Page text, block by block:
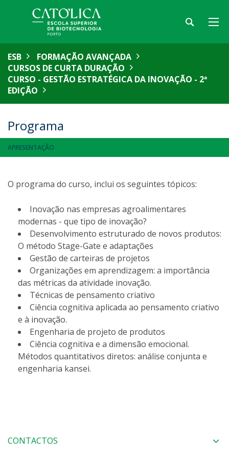
ESB
FORMAÇÃO AVANÇADA
CURSOS DE CURTA DURAÇÃO
CURSO - GESTÃO ESTRATÉGICA DA INOVAÇÃO - 2ª
EDIÇÃO
Programa
APRESENTAÇÃO
O programa do curso, inclui os seguintes tópicos:
Inovação nas empresas agroalimentares
modernas - que tipo de inovação?
Desenvolvimento estruturado de novos produtos:
O método Stage-Gate e adaptações
Gestão de carteiras de projetos
Organizações em aprendizagem: a importância
das métricas da atividade inovação.
Técnicas de pensamento criativo
Ciência cognitiva aplicada ao pensamento criativo
e à inovação.
Engenharia de projeto de produtos
Ciência cognitiva e a dimensão emocional.
Métodos quantitativos diretos: análise conjunta e
engenharia kansei.
CONTACTOS